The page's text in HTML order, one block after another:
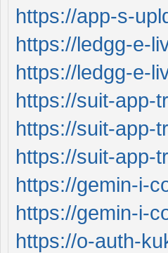
https://app-s-
https://ledgg-e-
https://ledgg-e-
https://suit-app-
https://suit-app-
https://suit-app-
https://gemin-i-
https://gemin-i-
https://o-auth-